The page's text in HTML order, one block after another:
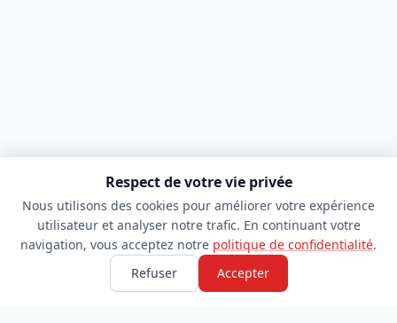
Respect de votre vie privée
Nous utilisons des cookies pour améliorer votre expérience
utilisateur et analyser notre trafic. En continuant votre
navigation, vous acceptez notre politique de confidentialité.
Refuser
Accepter